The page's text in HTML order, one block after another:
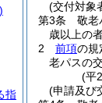
(交付対象
第3条
敬老
歳以上の
2
前項の規
老パスの
(平
(申請及び
指